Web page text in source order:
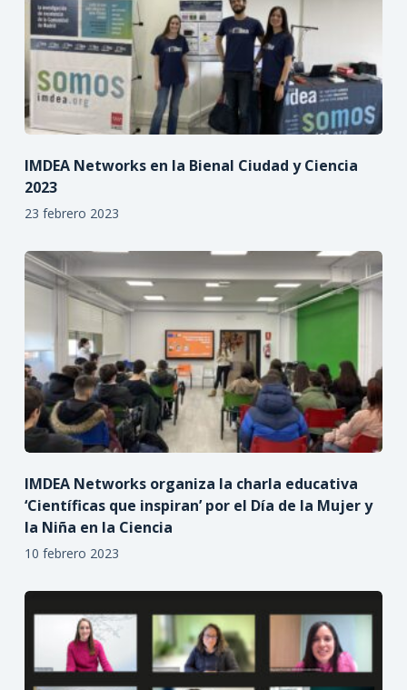
IMDEA Networks en la Bienal Ciudad y Ciencia
2023
23 febrero 2023
IMDEA Networks organiza la charla educativa
‘Científicas que inspiran’ por el Día de la Mujer y
la Niña en la Ciencia
10 febrero 2023